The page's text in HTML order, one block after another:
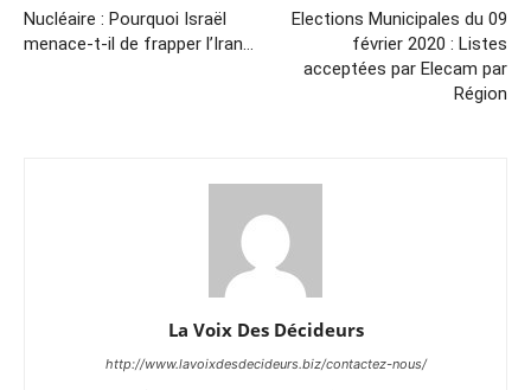
Nucléaire : Pourquoi Israël
menace-t-il de frapper l’Iran…
Elections Municipales du 09
février 2020 : Listes
acceptées par Elecam par
Région
La Voix Des Décideurs
http://www.lavoixdesdecideurs.biz/contactez-nous/